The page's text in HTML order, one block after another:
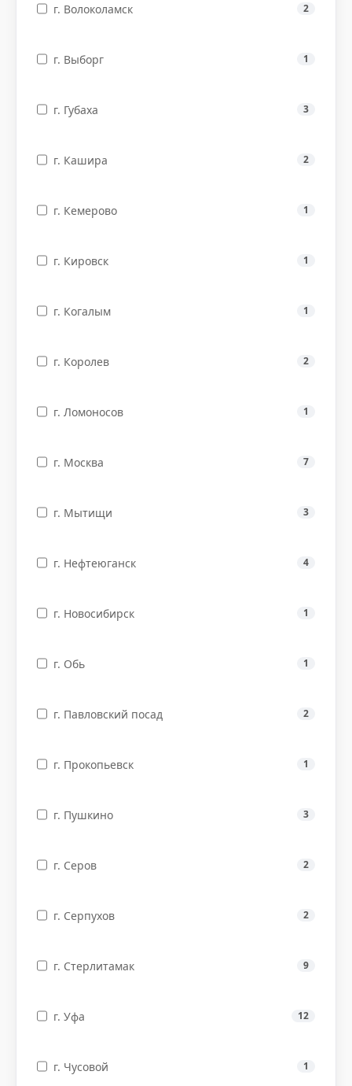
г. Волоколамск 2
г. Выборг 1
г. Губаха 3
г. Кашира 2
г. Кемерово 1
г. Кировск 1
г. Когалым 1
г. Королев 2
г. Ломоносов 1
г. Москва 7
г. Мытищи 3
г. Нефтеюганск 4
г. Новосибирск 1
г. Обь 1
г. Павловский посад 2
г. Прокопьевск 1
г. Пушкино 3
г. Серов 2
г. Серпухов 2
г. Стерлитамак 9
г. Уфа 12
г. Чусовой 1